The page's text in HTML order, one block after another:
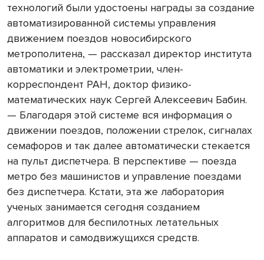
технологий были удостоены награды за создание
автоматизированной системы управления
движением поездов новосибирского
метрополитена, — рассказал директор института
автоматики и электрометрии, член-
корреспондент РАН, доктор физико-
математических наук Сергей Алексеевич Бабин.
— Благодаря этой системе вся информация о
движении поездов, положении стрелок, сигналах
семафоров и так далее автоматически стекается
на пульт диспетчера. В перспективе — поезда
метро без машинистов и управление поездами
без диспетчера. Кстати, эта же лаборатория
ученых занимается сегодня созданием
алгоритмов для беспилотных летательных
аппаратов и самодвижущихся средств.